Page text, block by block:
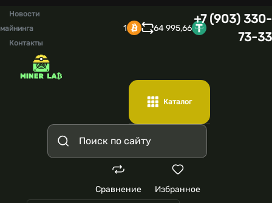
Новости
майнинга
Контакты
1 64 995,66
+7 (903) 330-
73-33
Каталог
Сравнение Избранное